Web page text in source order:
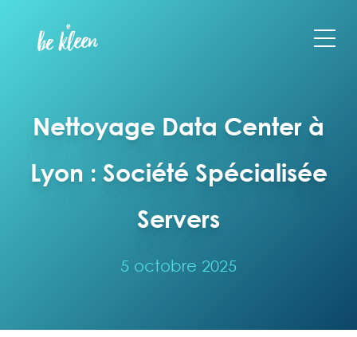
Nettoyage Data Center à
Lyon : Société Spécialisée
Servers
5 octobre 2025